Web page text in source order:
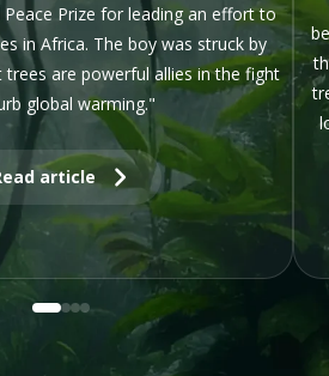
Prize for leading an effort to
in Africa. The boy was struck by
are powerful allies in the fight
global warming."
article
0 123